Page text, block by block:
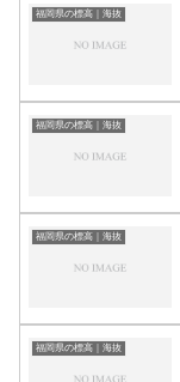
福岡県の標高｜海抜
福岡県の標高｜海抜
福岡県の標高｜海抜
福岡県の標高｜海抜